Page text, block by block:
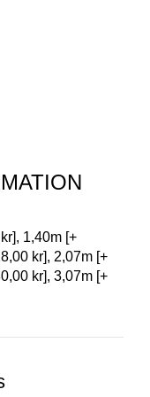
1,40m [+
kr], 2,07m [+
kr], 3,07m [+